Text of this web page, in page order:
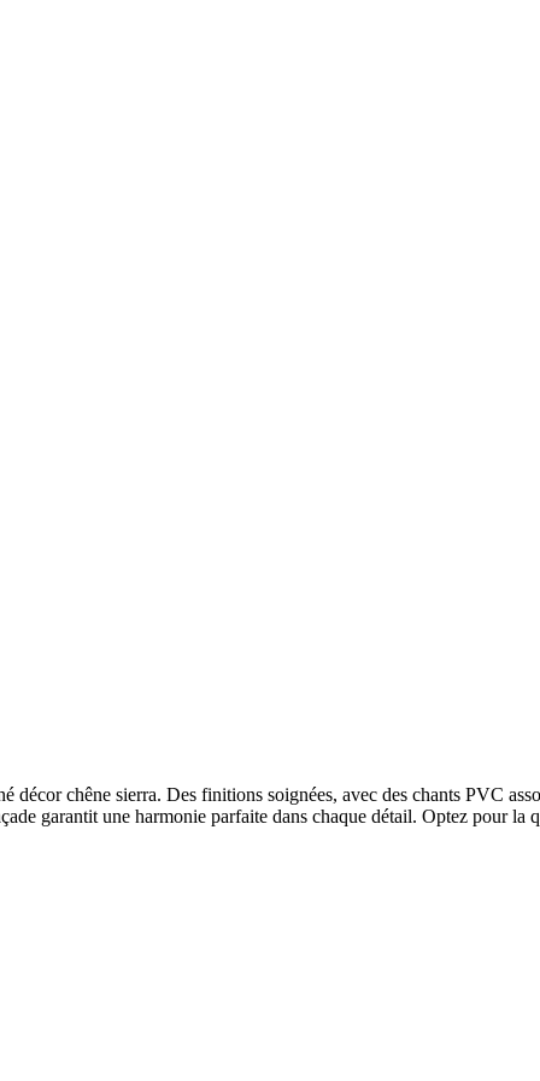
décor chêne sierra. Des finitions soignées, avec des chants PVC
garantit une harmonie parfaite dans chaque détail. Optez pour